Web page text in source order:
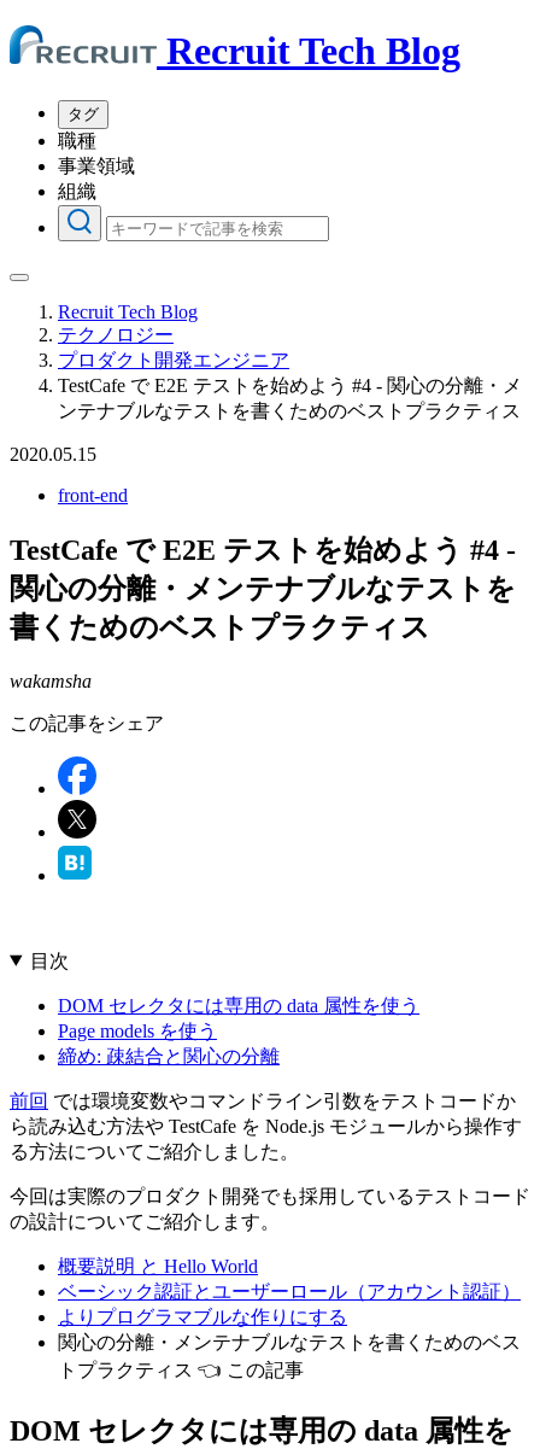
Recruit Tech Blog
タグ
職種
事業領域
組織
Recruit Tech Blog
テクノロジー
プロダクト開発エンジニア
TestCafe で E2E テストを始めよう #4 - 関心の分離・メ
ンテナブルなテストを書くためのベストプラクティス
2020.05.15
front-end
TestCafe で E2E テストを始めよう #4 -
関心の分離・メンテナブルなテストを
書くためのベストプラクティス
wakamsha
この記事をシェア
目次
DOM セレクタには専用の data 属性を使う
Page models を使う
締め: 疎結合と関心の分離
前回 では環境変数やコマンドライン引数をテストコードか
ら読み込む方法や TestCafe を Node.js モジュールから操作す
る方法についてご紹介しました。
今回は実際のプロダクト開発でも採用しているテストコード
の設計についてご紹介します。
概要説明 と Hello World
ベーシック認証とユーザーロール（アカウント認証）
よりプログラマブルな作りにする
関心の分離・メンテナブルなテストを書くためのベス
トプラクティス 👈 この記事
DOM セレクタには専用の data 属性を